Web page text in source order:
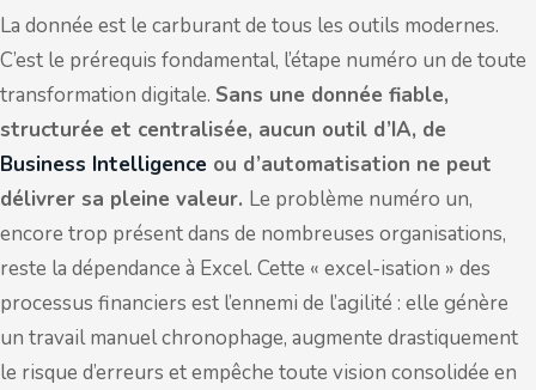
La donnée est le carburant de tous les outils modernes.
C’est le prérequis fondamental, l’étape numéro un de toute
transformation digitale. Sans une donnée fiable,
structurée et centralisée, aucun outil d’IA, de
Business Intelligence ou d’automatisation ne peut
délivrer sa pleine valeur. Le problème numéro un,
encore trop présent dans de nombreuses organisations,
reste la dépendance à Excel. Cette « excel-isation » des
processus financiers est l’ennemi de l’agilité : elle génère
un travail manuel chronophage, augmente drastiquement
le risque d’erreurs et empêche toute vision consolidée en